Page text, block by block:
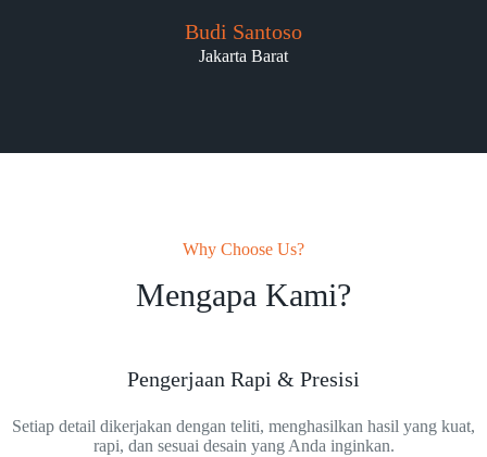
Budi Santoso
Jakarta Barat
Why Choose Us?
Mengapa Kami?
Pengerjaan Rapi & Presisi
Setiap detail dikerjakan dengan teliti, menghasilkan hasil yang kuat,
rapi, dan sesuai desain yang Anda inginkan.